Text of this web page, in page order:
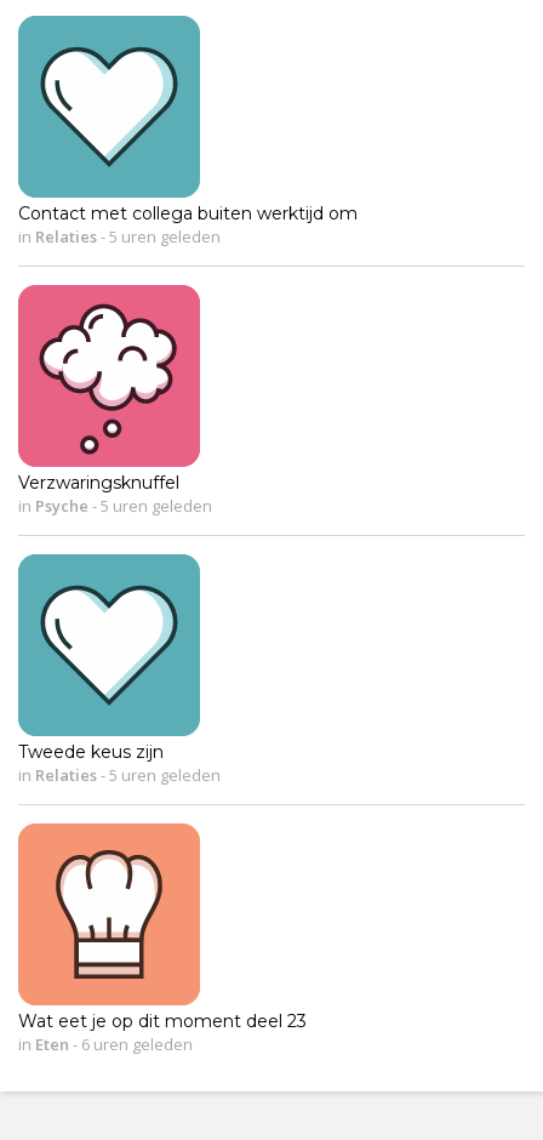
Contact met collega buiten werktijd om
in Relaties-5 uren geleden
Verzwaringsknuffel
in Psyche -5 uren geleden
Tweede keus zijn
in Relaties-5 uren geleden
Wat eet je op dit moment deel 23
in Eten - 6 uren geleden